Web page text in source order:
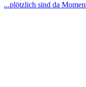
...plötzlich sind da